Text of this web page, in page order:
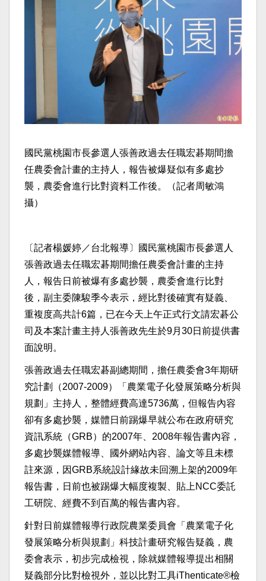
國民黨桃園市長參選人張善政過去任職宏碁期間擔
任農委會計畫的主持人，報告被爆疑似有多處抄
襲，農委會進行比對資料工作後。（記者周敏鴻
攝）
〔記者楊媛婷／台北報導〕國民黨桃園市長參選人
張善政過去任職宏碁期間擔任農委會計畫的主持
人，報告日前被爆有多處抄襲，農委會進行比對
後，副主委陳駿季今表示，經比對後確實有疑義、
重複度高共計6篇，已在今天上午正式行文請宏碁公
司及本案計畫主持人張善政先生於9月30日前提供書
面說明。
張善政過去任職宏碁副總期間，擔任農委會3年期研
究計劃（2007-2009）「農業電子化發展策略分析與
規劃」主持人，整體經費高達5736萬，但報告內容
卻有多處抄襲，媒體日前踢爆早就公布在政府研究
資訊系統（GRB）的2007年、2008年報告書內容，
多處抄襲媒體報導、國外網站內容、論文等且未標
註來源，因GRB系統設計緣故未回溯上架的2009年
報告書，日前也被踢爆大幅度複製、貼上NCC委託
工研院、經費不到百萬的報告書內容。
針對日前媒體報導行政院農業委員會「農業電子化
發展策略分析與規劃」科技計畫研究報告疑義，農
委會表示，初步完成檢視，除就媒體報導提出相關
疑義部分比對檢視外，並以比對工具iThenticate®檢